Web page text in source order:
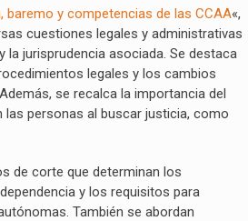
baremo y competencias de las CCAA«,
cuestiones legales y administrativas
jurisprudencia asociada. Se destaca
legales y los cambios
se recalca la importancia del
personas al buscar justicia, como
de corte que determinan los
y los requisitos para
También se abordan